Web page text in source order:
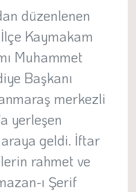
düzenlenen
Kaymakam
Muhammet
Başkanı
merkezli
yerleşen
geldi. İftar
rahmet ve
ı Şerif